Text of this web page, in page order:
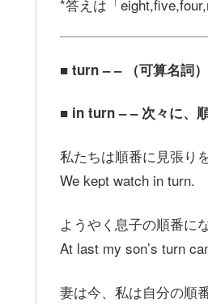
*答えは「
■ turn – – （可算名詞
■ in turn – – 次々に、
私たちは順番に見張り
We kept watch in turn.
ようやく息子の順番に
At last my son’s turn
妻は今、私は自分の順